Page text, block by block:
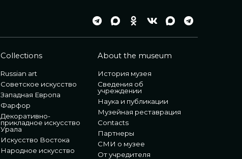
Collections
Russian art
Советское искусство
Западная Европа
Фарфор
Декоративно-
прикладное искусство
Урала
Искусство Востока
Народное искусство
About the museum
История музея
Сведения об
учреждении
Наука и публикации
Музейная реставрация
Contacts
Партнеры
СМИ о музее
От учредителя